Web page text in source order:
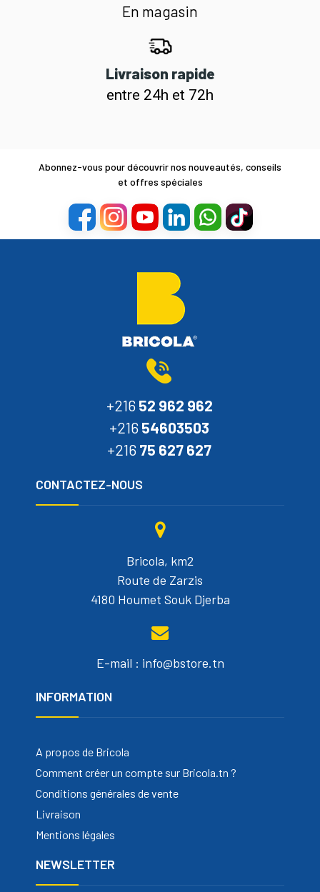
En magasin
Livraison rapide
entre 24h et 72h
Abonnez-vous pour découvrir nos nouveautés, conseils
et offres spéciales
+216 52 962 962
+216 54603503
+216 75 627 627
CONTACTEZ-NOUS
Bricola, km2
Route de Zarzis
4180 Houmet Souk Djerba
E-mail : info@bstore.tn
INFORMATION
A propos de Bricola
Comment créer un compte sur Bricola.tn ?
Conditions générales de vente
Livraison
Mentions légales
NEWSLETTER